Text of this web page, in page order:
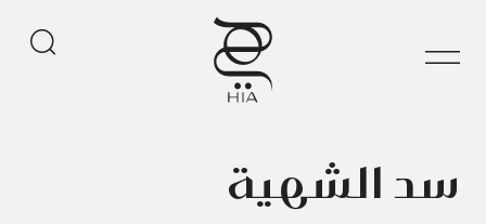
سد الشهية